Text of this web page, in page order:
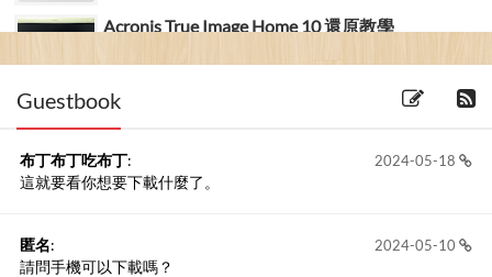
Acronis True Image Home 10 還原教學
Guestbook
2024-05-18
布丁布丁吃布丁:
這就要看你想要下載什麼了。
2024-05-10
匿名:
請問手機可以下載嗎？